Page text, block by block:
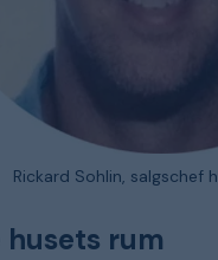
Rickard Sohlin, salgschef
rum